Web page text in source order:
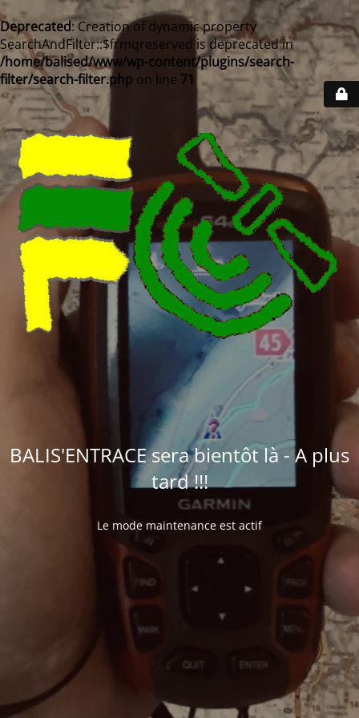
Deprecated: Creation of dynamic property
SearchAndFilter::$frmqreserved is deprecated in
/home/balised/www/wp-content/plugins/search-
filter/search-filter.php on line 71
BALIS'ENTRACE sera bientôt là - A plus
tard !!!
Le mode maintenance est actif